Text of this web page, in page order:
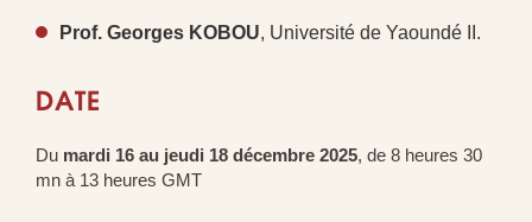
Prof. Georges KOBOU, Université de Yaoundé II.
DATE
Du mardi 16 au jeudi 18 décembre 2025, de 8 heures 30
mn à 13 heures GMT